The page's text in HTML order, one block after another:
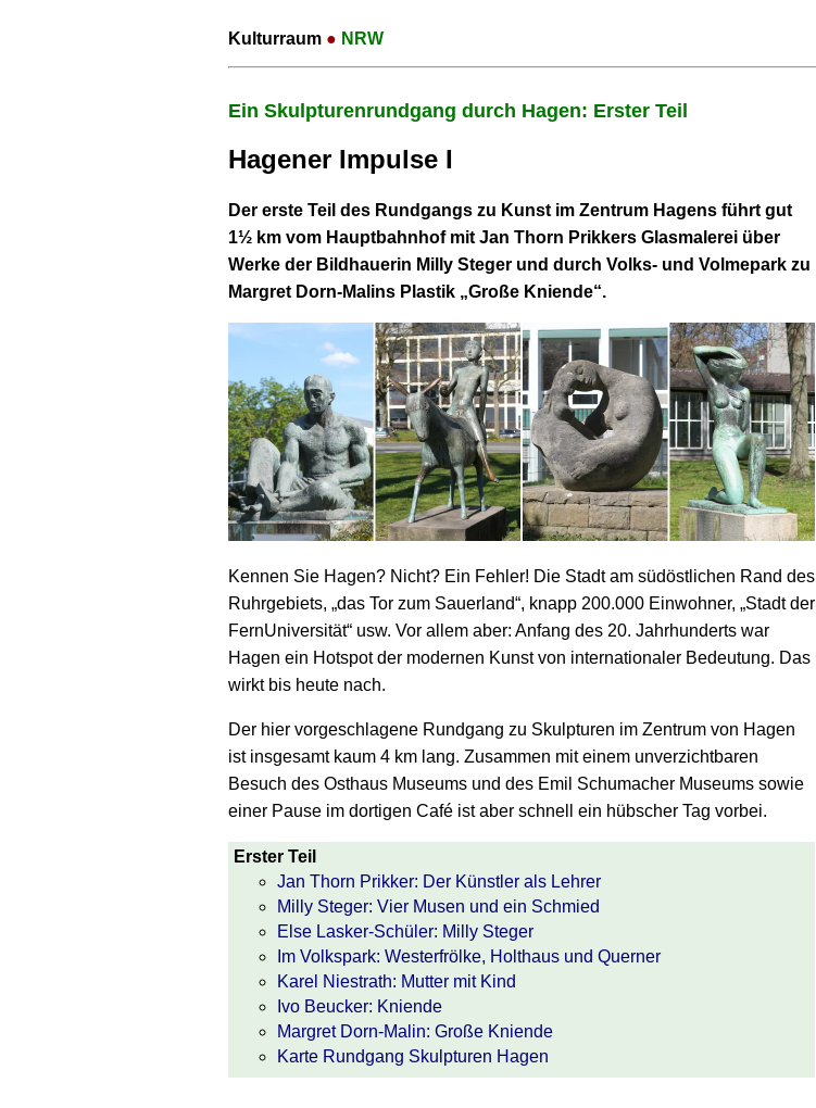
Kulturraum ● NRW
Ein Skulpturenrundgang durch Hagen: Erster Teil
Hagener Impulse I
Der erste Teil des Rundgangs zu Kunst im Zentrum Hagens führt gut
1½ km vom Hauptbahnhof mit Jan Thorn Prikkers Glasmalerei über
Werke der Bildhauerin Milly Steger und durch Volks- und Volmepark zu
Margret Dorn-Malins Plastik „Große Kniende“.
Kennen Sie Hagen? Nicht? Ein Fehler! Die Stadt am süd­öst­lichen Rand des
Ruhr­gebiets, „das Tor zum Sauer­land“, knapp 200.000 Ein­wohner, „Stadt der
Fern­Universität“ usw. Vor allem aber: Anfang des 20. Jahr­hunderts war
Hagen ein Hot­spot der modernen Kunst von inter­nationaler Bedeutung. Das
wirkt bis heute nach.
Der hier vorgeschlagene Rund­gang zu Skulp­turen im Zentrum von Hagen
ist ins­gesamt kaum 4 km lang. Zusammen mit einem unverzicht­baren
Besuch des Ost­haus Museums und des Emil Schumacher Museums sowie
einer Pause im dortigen Café ist aber schnell ein hübscher Tag vorbei.
Erster Teil
Jan Thorn Prikker: Der Künst­ler als Lehrer
Milly Steger: Vier Musen und ein Schmied
Else Lasker-Schüler: Milly Steger
Im Volkspark: Westerfrölke, Holthaus und Querner
Karel Niestrath: Mutter mit Kind
Ivo Beucker: Kniende
Margret Dorn-Malin: Große Kniende
Karte Rundgang Skulpturen Hagen